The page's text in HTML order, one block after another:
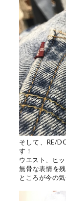
そして、RE/
す！
ウエスト、ヒ
無骨な表情を
ところが今の